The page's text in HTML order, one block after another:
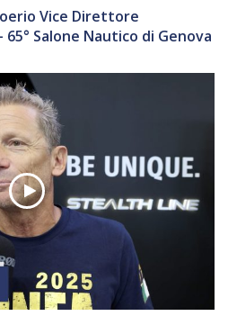
Vice Direttore
Salone Nautico di Genova